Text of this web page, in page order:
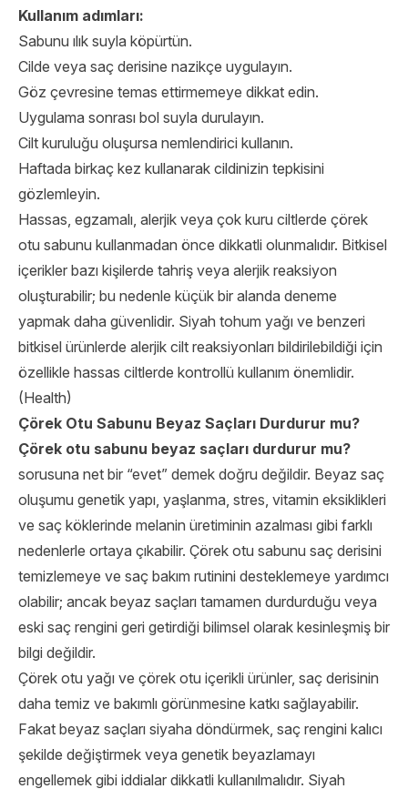
Kullanım adımları:
Sabunu ılık suyla köpürtün.
Cilde veya saç derisine nazikçe uygulayın.
Göz çevresine temas ettirmemeye dikkat edin.
Uygulama sonrası bol suyla durulayın.
Cilt kuruluğu oluşursa nemlendirici kullanın.
Haftada birkaç kez kullanarak cildinizin tepkisini
gözlemleyin.
Hassas, egzamalı, alerjik veya çok kuru ciltlerde çörek
otu sabunu kullanmadan önce dikkatli olunmalıdır. Bitkisel
içerikler bazı kişilerde tahriş veya alerjik reaksiyon
oluşturabilir; bu nedenle küçük bir alanda deneme
yapmak daha güvenlidir. Siyah tohum yağı ve benzeri
bitkisel ürünlerde alerjik cilt reaksiyonları bildirilebildiği için
özellikle hassas ciltlerde kontrollü kullanım önemlidir.
(Health)
Çörek Otu Sabunu Beyaz Saçları Durdurur mu?
Çörek otu sabunu beyaz saçları durdurur mu?
sorusuna net bir “evet” demek doğru değildir. Beyaz saç
oluşumu genetik yapı, yaşlanma, stres, vitamin eksiklikleri
ve saç köklerinde melanin üretiminin azalması gibi farklı
nedenlerle ortaya çıkabilir. Çörek otu sabunu saç derisini
temizlemeye ve saç bakım rutinini desteklemeye yardımcı
olabilir; ancak beyaz saçları tamamen durdurduğu veya
eski saç rengini geri getirdiği bilimsel olarak kesinleşmiş bir
bilgi değildir.
Çörek otu yağı ve çörek otu içerikli ürünler, saç derisinin
daha temiz ve bakımlı görünmesine katkı sağlayabilir.
Fakat beyaz saçları siyaha döndürmek, saç rengini kalıcı
şekilde değiştirmek veya genetik beyazlamayı
engellemek gibi iddialar dikkatli kullanılmalıdır. Siyah